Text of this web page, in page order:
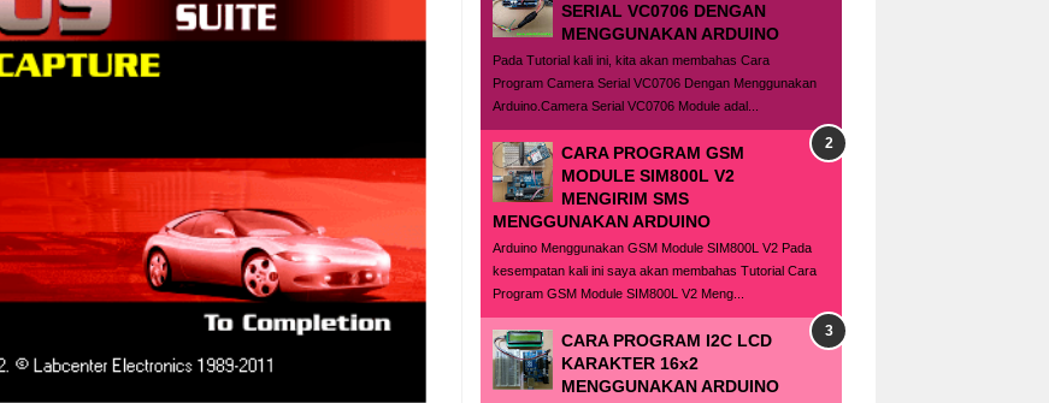
SERIAL VC0706 DENGAN
MENGGUNAKAN ARDUINO
Pada Tutorial kali ini, kita akan membahas Cara
Program Camera Serial VC0706 Dengan Menggunakan
Arduino.Camera Serial VC0706 Module adal...
CARA PROGRAM GSM
MODULE SIM800L V2
MENGIRIM SMS
MENGGUNAKAN ARDUINO
Arduino Menggunakan GSM Module SIM800L V2 Pada
kesempatan kali ini saya akan membahas Tutorial Cara
Program GSM Module SIM800L V2 Meng...
CARA PROGRAM I2C LCD
KARAKTER 16x2
MENGGUNAKAN ARDUINO